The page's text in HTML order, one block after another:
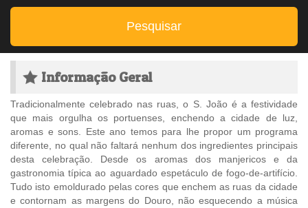
Pesquisar
Informação Geral
Tradicionalmente celebrado nas ruas, o S. João é a festividade
que mais orgulha os portuenses, enchendo a cidade de luz,
aromas e sons. Este ano temos para lhe propor um programa
diferente, no qual não faltará nenhum dos ingredientes principais
desta celebração. Desde os aromas dos manjericos e da
gastronomia típica ao aguardado espetáculo de fogo-de-artifício.
Tudo isto emoldurado pelas cores que enchem as ruas da cidade
e contornam as margens do Douro, não esquecendo a música